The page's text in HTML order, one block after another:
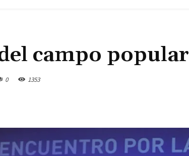
campo popular
0 1353